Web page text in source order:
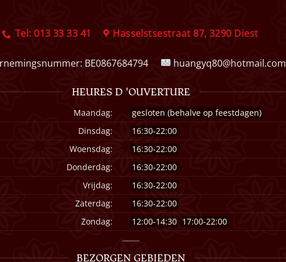
Tel: 013 33 33 41 Hasselstsestraat 87, 3290 Diest
BE0867684794 huangyq80@hotmail.com
HEURES D 'OUVERTURE
Maandag:
gesloten (behalve op feestdagen)
Dinsdag:
16:30-22:00
Woensdag:
16:30-22:00
Donderdag:
16:30-22:00
Vrijdag:
16:30-22:00
Zaterdag:
16:30-22:00
Zondag:
12:00-14:30 17:00-22:00
BEZORGEN GEBIEDEN